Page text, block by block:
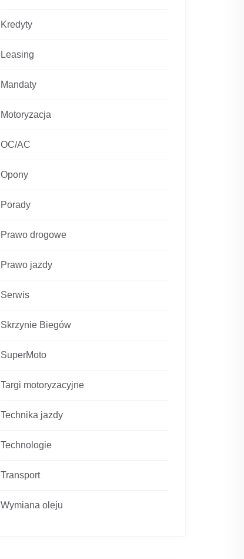
Kredyty
Leasing
Mandaty
Motoryzacja
OC/AC
Opony
Porady
Prawo drogowe
Prawo jazdy
Serwis
Skrzynie Biegów
SuperMoto
Targi motoryzacyjne
Technika jazdy
Technologie
Transport
Wymiana oleju